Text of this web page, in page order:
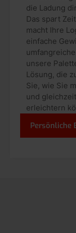
die Ladung
Das spart
macht Ihre
einfache
unsere
Lösung, die
Sie, wie Sie
und
erleichtern
Persönliche